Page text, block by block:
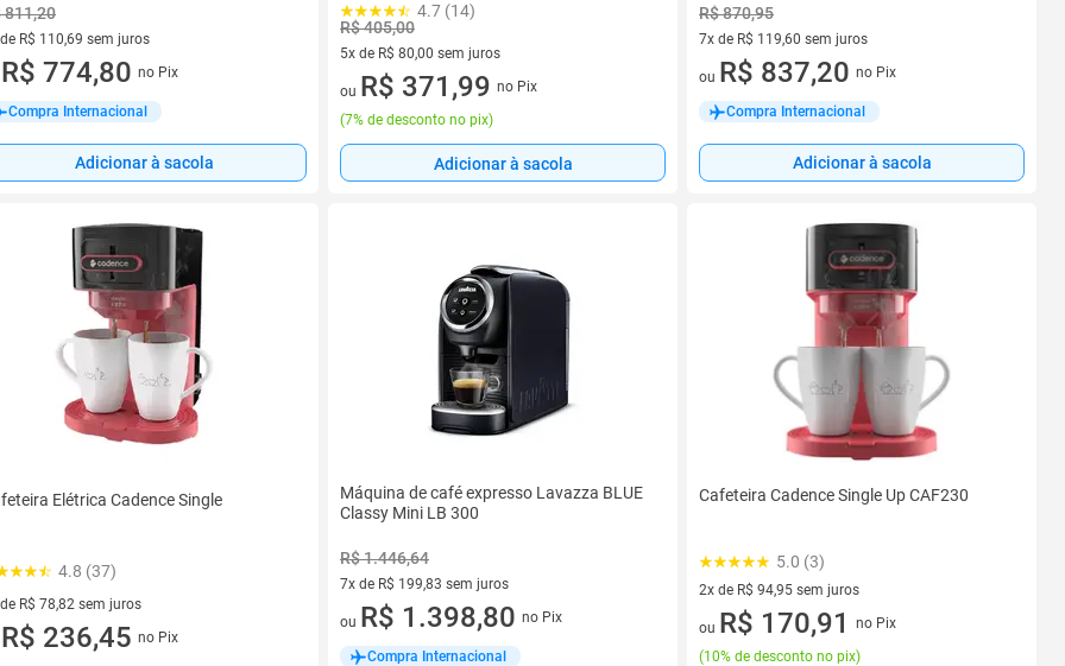
811,20
R$ 110,69 sem juros
de R$ 110,69 sem juros
R$ 774,80 no Pix
Compra Internacional
Adicionar à sacola
4.7 (14)
R$ 405,00
5x de R$ 80,00 sem juros
5 vez de R$ 80,00 sem juros
ou R$ 371,99 no Pix
(7% de desconto no pix)
Adicionar à sacola
R$ 870,95
7x de R$ 119,60 sem juros
7 vez de R$ 119,60 sem juros
ou R$ 837,20 no Pix
Compra Internacional
Adicionar à sacola
Elétrica Cadence Single
4.8 (37)
R$ 78,82 sem juros
de R$ 78,82 sem juros
R$ 236,45 no Pix
Máquina de café expresso Lavazza BLUE
Classy Mini LB 300
R$ 1.446,64
7x de R$ 199,83 sem juros
7 vez de R$ 199,83 sem juros
ou R$ 1.398,80 no Pix
Compra Internacional
Cafeteira Cadence Single Up CAF230
5.0 (3)
2x de R$ 94,95 sem juros
2 vez de R$ 94,95 sem juros
ou R$ 170,91
no Pix
(10% de desconto no pix)